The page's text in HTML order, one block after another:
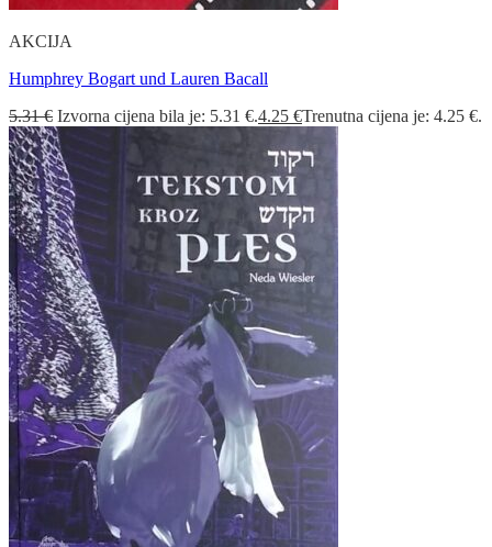
AKCIJA
Humphrey Bogart und Lauren Bacall
5.31€ Izvorna cijena bila je: 5.31 €.4.25 €Trenutna cijena je: 4.25 €.